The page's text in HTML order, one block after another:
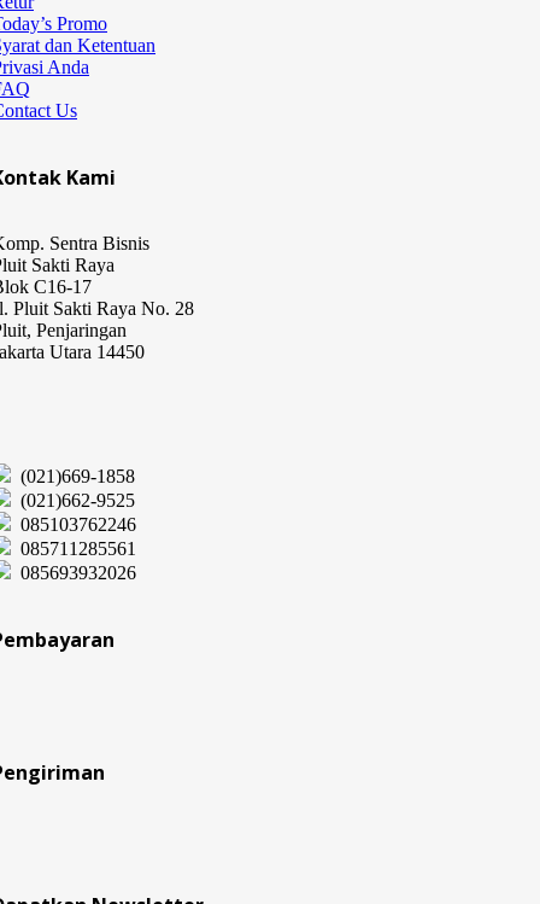
Promo
dan Ketentuan
Anda
Us
Kami
Sentra Bisnis
Sakti Raya
C16-17
Pluit Sakti Raya No. 28
Penjaringan
Utara 14450
(021)669-1858
(021)662-9525
085103762246
085711285561
085693932026